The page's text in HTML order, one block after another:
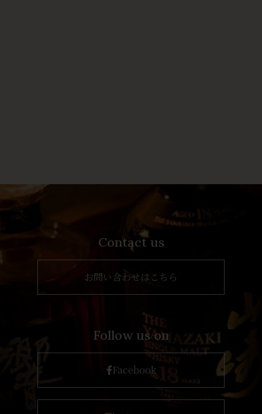
Contact us
お問い合わせはこちら
Follow us on
Facebook